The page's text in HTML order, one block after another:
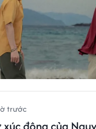
trước
xúc động của